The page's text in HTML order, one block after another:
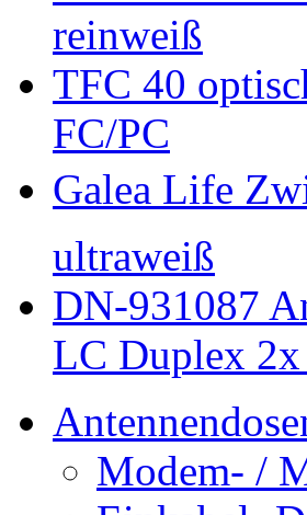
reinweiß
TFC 40
FC/PC
Galea Life
ultraweiß
DN-931087
LC Duplex 2x
Modem- /